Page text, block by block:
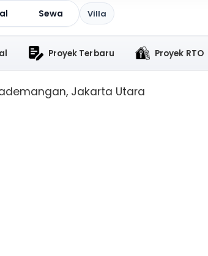
Sewa Villa
Proyek Terbaru Proyek RTO
Jakarta Utara